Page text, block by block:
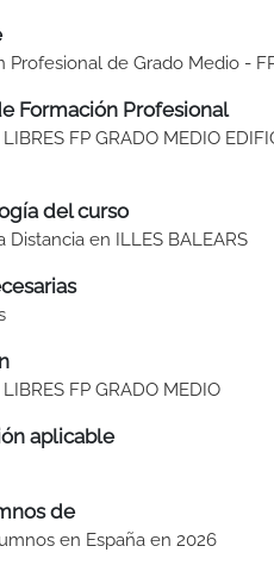
Profesional de Grado Medio -
Formación Profesional
LIBRES FP GRADO MEDIO
del curso
Distancia en ILLES BALEARS
FP GRADO MEDIO
aplicable
de
en España en 2026